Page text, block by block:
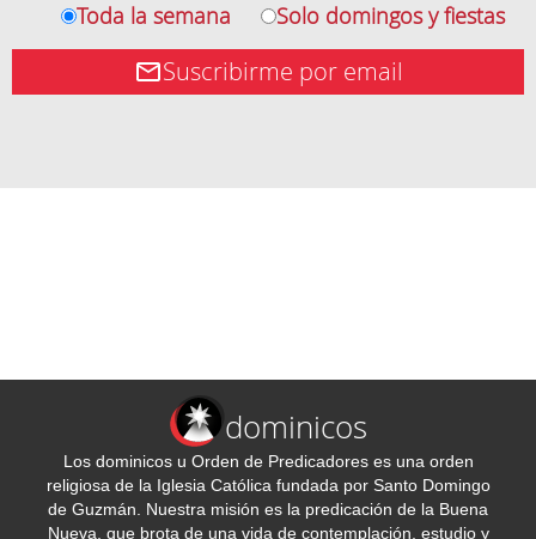
Toda la semana
Solo domingos y fiestas
Suscribirme por email
dominicos
Los dominicos u Orden de Predicadores es una orden
religiosa de la Iglesia Católica fundada por Santo Domingo
de Guzmán. Nuestra misión es la predicación de la Buena
Nueva, que brota de una vida de contemplación, estudio y